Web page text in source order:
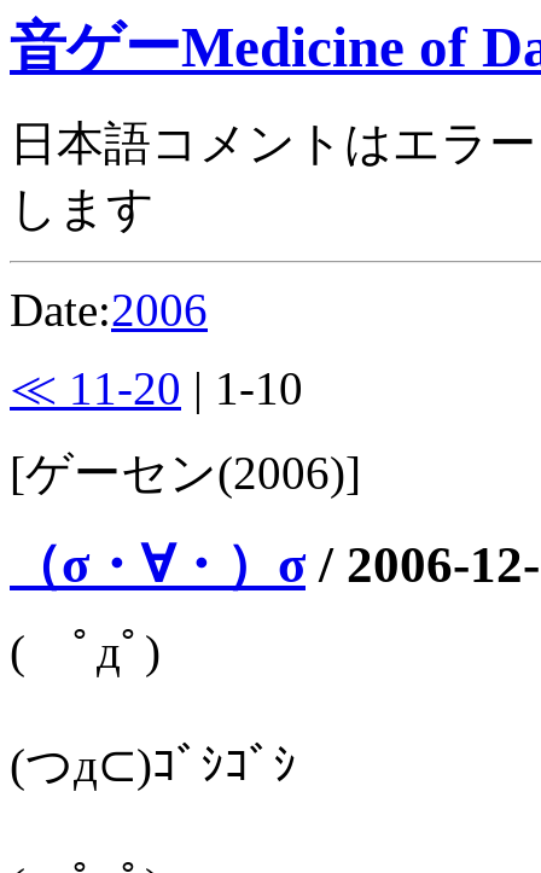
音ゲーMedicine of
日本語コメントはエラ
します
Date:2006
≪ 11-20 | 1-10
[ゲーセン(2006)]
（σ・∀・）σ/ 2006-
( ﾟдﾟ)
(つд⊂)ｺﾞｼｺﾞｼ